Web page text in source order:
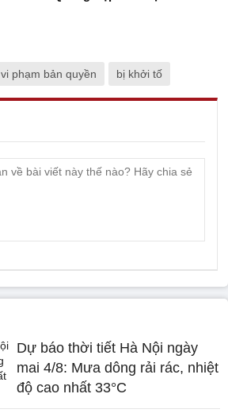
vi phạm bản quyền bị khởi tố
Dự báo thời tiết Hà Nội ngày
mai 4/8: Mưa dông rải rác, nhiệt
độ cao nhất 33°C